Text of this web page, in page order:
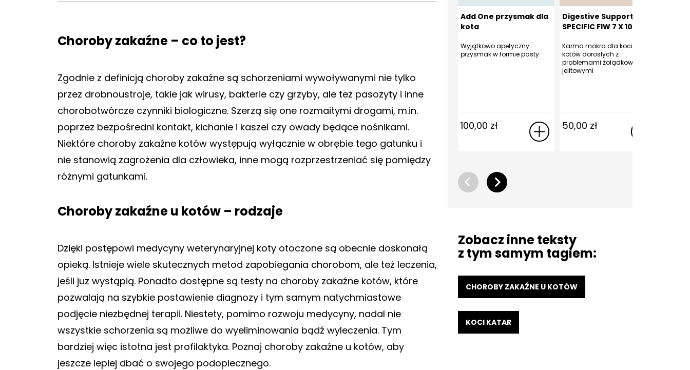
Choroby zakaźne – co to jest?
Zgodnie z definicją choroby zakaźne są schorzeniami wywoływanymi nie tylko
przez drobnoustroje, takie jak wirusy, bakterie czy grzyby, ale też pasożyty i inne
chorobotwórcze czynniki biologiczne. Szerzą się one rozmaitymi drogami, m.in.
poprzez bezpośredni kontakt, kichanie i kaszel czy owady będące nośnikami.
Niektóre choroby zakaźne kotów występują wyłącznie w obrębie tego gatunku i
nie stanowią zagrożenia dla człowieka, inne mogą rozprzestrzeniać się pomiędzy
różnymi gatunkami.
Choroby zakaźne u kotów – rodzaje
Dzięki postępowi medycyny weterynaryjnej koty otoczone są obecnie doskonałą
opieką. Istnieje wiele skutecznych metod zapobiegania chorobom, ale też leczenia,
jeśli już wystąpią. Ponadto dostępne są testy na choroby zakaźne kotów, które
pozwalają na szybkie postawienie diagnozy i tym samym natychmiastowe
podjęcie niezbędnej terapii. Niestety, pomimo rozwoju medycyny, nadal nie
wszystkie schorzenia są możliwe do wyeliminowania bądź wyleczenia. Tym
bardziej więc istotna jest profilaktyka. Poznaj choroby zakaźne u kotów, aby
jeszcze lepiej dbać o swojego podopiecznego.
Add One przysmak dla
kota
Wyjątkowo apetyczny
przysmak w formie pasty
100,00 zł
Digestive Support
SPECIFIC FIW 7 X 100 g
Karma mokra dla kociąt i
kotów dorosłych z
problemami żołądkowo-
jelitowymi
50,00 zł
Zobacz inne teksty
z tym samym tagiem:
CHOROBY ZAKAŹNE U KOTÓW
KOCI KATAR